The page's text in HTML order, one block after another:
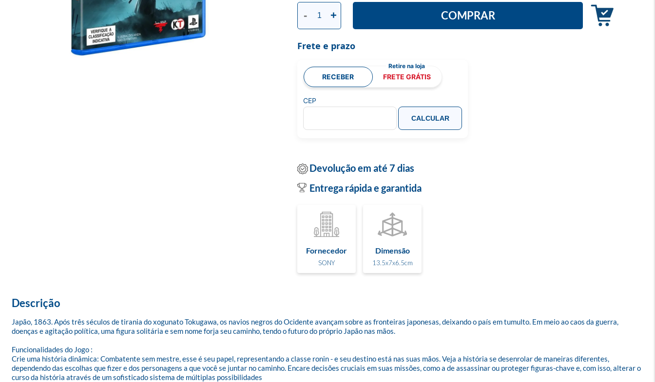
- + COMPRAR
Frete e prazo
RECEBER FRETE GRÁTIS
CEP
CALCULAR
Devolução em até 7 dias
Entrega rápida e garantida
Fornecedor
SONY
Dimensão
13.5x7x6.5cm
Descrição
Japão, 1863. Após três séculos de tirania do xogunato Tokugawa, os navios negros do Ocidente avançam sobre as fronteiras japonesas, deixando o país em tumulto. Em meio ao caos da guerra,
doenças e agitação política, uma figura solitária e sem nome forja seu caminho, tendo o futuro do próprio Japão nas mãos.
Funcionalidades do Jogo :
Crie uma história dinâmica: Combatente sem mestre, esse é seu papel, representando a classe ronin - e seu destino está nas suas mãos. Veja a história se desenrolar de maneiras diferentes,
dependendo das escolhas que fizer e dos personagens a que você se juntar no caminho. Encare decisões cruciais em suas missões, como a de assassinar ou proteger figuras-chave e, com isso, alterar o
curso da história através de um sofisticado sistema de múltiplas possibilidades